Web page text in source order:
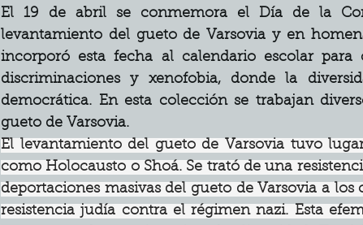
El 19 de abril se conmemora el Día de la
levantamiento del gueto de Varsovia y en
incorporó esta fecha al calendario escolar
discriminaciones y xenofobia, donde la
democrática. En esta colección se trabajan
gueto de Varsovia.
El levantamiento del gueto de Varsovia tuvo
como Holocausto o Shoá. Se trató de una
deportaciones masivas del gueto de Varsovia a
resistencia judía contra el régimen nazi. Esta